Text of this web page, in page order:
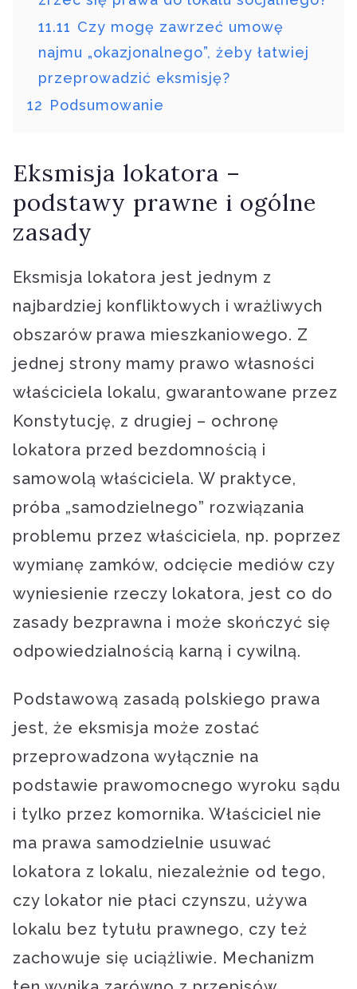
11.11 Czy mogę zawrzeć umowę
najmu „okazjonalnego”, żeby łatwiej
przeprowadzić eksmisję?
12 Podsumowanie
Eksmisja lokatora –
podstawy prawne i ogólne
zasady
Eksmisja lokatora jest jednym z
najbardziej konfliktowych i wrażliwych
obszarów prawa mieszkaniowego. Z
jednej strony mamy prawo własności
właściciela lokalu, gwarantowane przez
Konstytucję, z drugiej – ochronę
lokatora przed bezdomnością i
samowolą właściciela. W praktyce,
próba „samodzielnego” rozwiązania
problemu przez właściciela, np. poprzez
wymianę zamków, odcięcie mediów czy
wyniesienie rzeczy lokatora, jest co do
zasady bezprawna i może skończyć się
odpowiedzialnością karną i cywilną.
Podstawową zasadą polskiego prawa
jest, że eksmisja może zostać
przeprowadzona wyłącznie na
podstawie prawomocnego wyroku sądu
i tylko przez komornika. Właściciel nie
ma prawa samodzielnie usuwać
lokatora z lokalu, niezależnie od tego,
czy lokator nie płaci czynszu, używa
lokalu bez tytułu prawnego, czy też
zachowuje się uciążliwie. Mechanizm